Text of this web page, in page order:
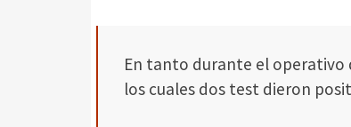
En tanto durante el operativo
los cuales dos test dieron